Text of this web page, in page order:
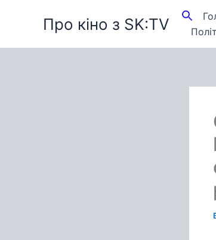
Про кіно з SK:TV